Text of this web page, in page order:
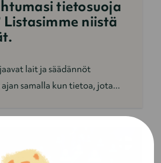
tietosuoja
Listasimme niistä
lait ja säädännöt
samalla kun tietoa, jota...